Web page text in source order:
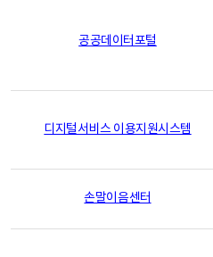
공공데이터포털
디지털서비스 이용지원시스템
손말이음센터